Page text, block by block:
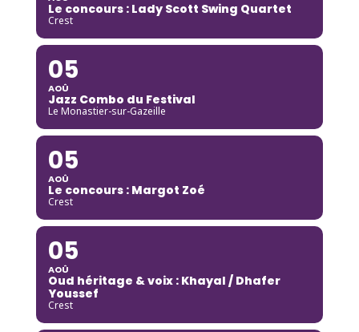
Le concours : Lady Scott Swing Quartet
Crest
05
AOÛ
Jazz Combo du Festival
Le Monastier-sur-Gazeille
05
AOÛ
Le concours : Margot Zoé
Crest
05
AOÛ
Oud héritage & voix : Khayal / Dhafer
Youssef
Crest